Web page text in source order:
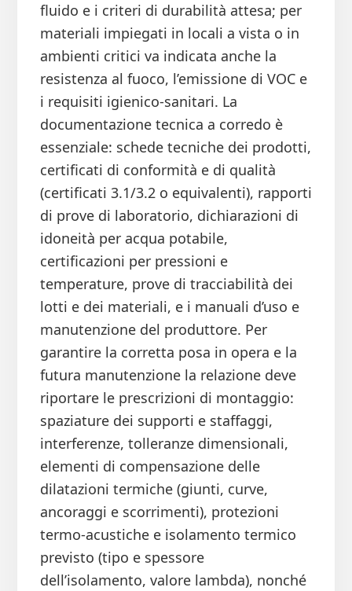
fluido e i criteri di durabilità attesa; per
materiali impiegati in locali a vista o in
ambienti critici va indicata anche la
resistenza al fuoco, l’emissione di VOC e
i requisiti igienico-sanitari. La
documentazione tecnica a corredo è
essenziale: schede tecniche dei prodotti,
certificati di conformità e di qualità
(certificati 3.1/3.2 o equivalenti), rapporti
di prove di laboratorio, dichiarazioni di
idoneità per acqua potabile,
certificazioni per pressioni e
temperature, prove di tracciabilità dei
lotti e dei materiali, e i manuali d’uso e
manutenzione del produttore. Per
garantire la corretta posa in opera e la
futura manutenzione la relazione deve
riportare le prescrizioni di montaggio:
spaziature dei supporti e staffaggi,
interferenze, tolleranze dimensionali,
elementi di compensazione delle
dilatazioni termiche (giunti, curve,
ancoraggi e scorrimenti), protezioni
termo-acustiche e isolamento termico
previsto (tipo e spessore
dell’isolamento, valore lambda), nonché